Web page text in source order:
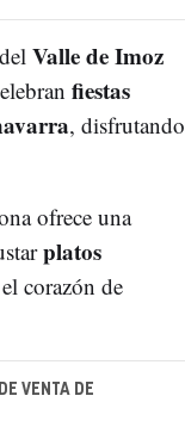
Valle de Imoz
fiestas
, disfrutando
ofrece una
platos
corazón de
VENTA DE